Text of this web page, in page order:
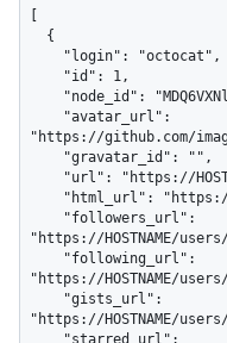
"https://github.com/
"https://HOSTNAME/
"https://HOSTNAME/
"https://HOSTNAME/